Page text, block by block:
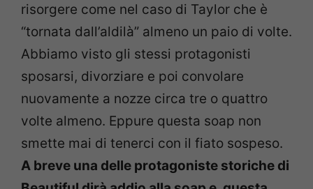
risorgere come nel caso di Taylor che è
“tornata dall’aldilà” almeno un paio di volte.
Abbiamo visto gli stessi protagonisti
sposarsi, divorziare e poi convolare
nuovamente a nozze circa tre o quattro
volte almeno. Eppure questa soap non
smette mai di tenerci con il fiato sospeso.
A breve una delle protagoniste storiche di